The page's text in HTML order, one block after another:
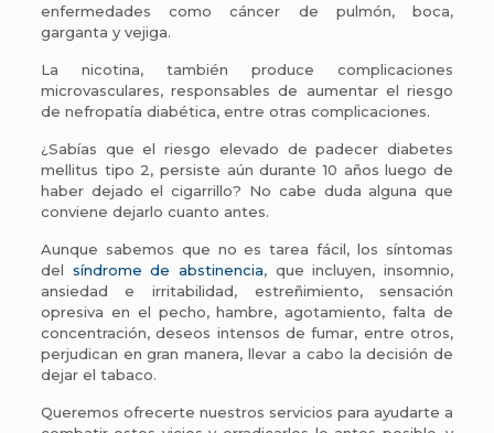
enfermedades como cáncer de pulmón, boca,
garganta y vejiga.
La nicotina, también produce complicaciones
microvasculares, responsables de aumentar el riesgo
de nefropatía diabética, entre otras complicaciones.
¿Sabías que el riesgo elevado de padecer diabetes
mellitus tipo 2, persiste aún durante 10 años luego de
haber dejado el cigarrillo? No cabe duda alguna que
conviene dejarlo cuanto antes.
Aunque sabemos que no es tarea fácil, los síntomas
del síndrome de abstinencia, que incluyen, insomnio,
ansiedad e irritabilidad, estreñimiento, sensación
opresiva en el pecho, hambre, agotamiento, falta de
concentración, deseos intensos de fumar, entre otros,
perjudican en gran manera, llevar a cabo la decisión de
dejar el tabaco.
Queremos ofrecerte nuestros servicios para ayudarte a